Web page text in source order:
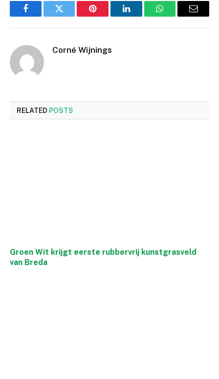
FacebookTwitter Pinterest LinkedInWhatsAppEmail
Corné Wijnings
RELATED POSTS
Groen Wit krijgt eerste rubbervrij kunstgrasveld
van Breda